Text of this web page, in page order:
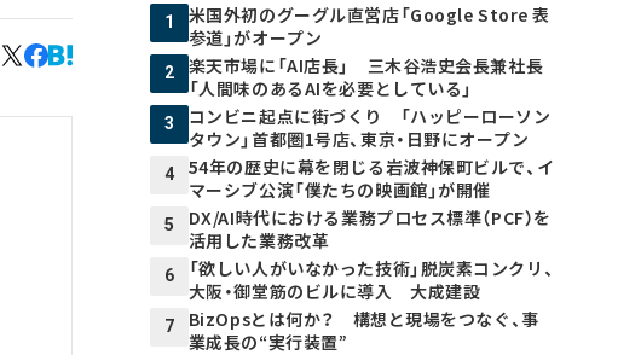
1
米国外初のグーグル直営店「Google Store 表
参道」がオープン
2
楽天市場に「AI店長」 三木谷浩史会長兼社長
「人間味のあるAIを必要としている」
3
コンビニ起点に街づくり 「ハッピーローソン
タウン」首都圏1号店、東京・日野にオープン
4
54年の歴史に幕を閉じる岩波神保町ビルで、イ
マーシブ公演「僕たちの映画館」が開催
5
DX/AI時代における業務プロセス標準（PCF）を
活用した業務改革
6
「欲しい人がいなかった技術」脱炭素コンクリ、
大阪・御堂筋のビルに導入 大成建設
7
BizOpsとは何か？ 構想と現場をつなぐ、事
業成長の“実行装置”